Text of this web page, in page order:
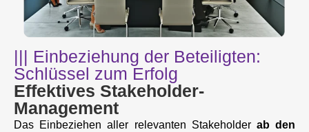
||| Einbeziehung der Beteiligten:
Schlüssel zum Erfolg
Effektives Stakeholder-
Management
Das Einbeziehen aller relevanten Stakeholder ab den